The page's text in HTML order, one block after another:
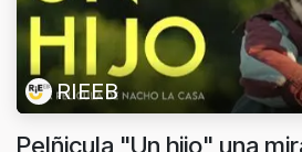
RIEEB
Pelñicula "Un hijo" una